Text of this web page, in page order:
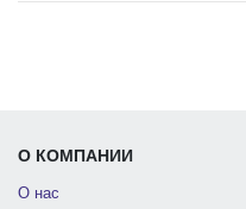
О КОМПАНИИ
О нас